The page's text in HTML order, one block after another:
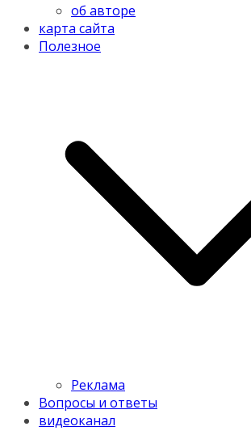
об авторе
карта сайта
Полезное
Реклама
Вопросы и ответы
видеоканал